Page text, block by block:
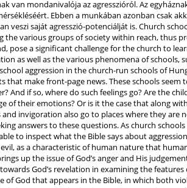
van mondanivalója az agresszióról. Az
Ebben a munkában azonban csak
veszi saját agresszió-potenciálját is. Church
various groups of society within reach, thus
pose a significant challenge for the church to
as well as the various phenomena of schools,
aggression in the church-run schools of
make front-page news. These schools seem
And if so, where do such feelings go? Are the
of their emotions? Or is it the case that along
invigoration also go to places where they are
answers to these questions. As church
to inspect what the Bible says about
as a characteristic of human nature that
up the issue of God’s anger and His
God’s revelation in examining the features
of God that appears in the Bible, in which both